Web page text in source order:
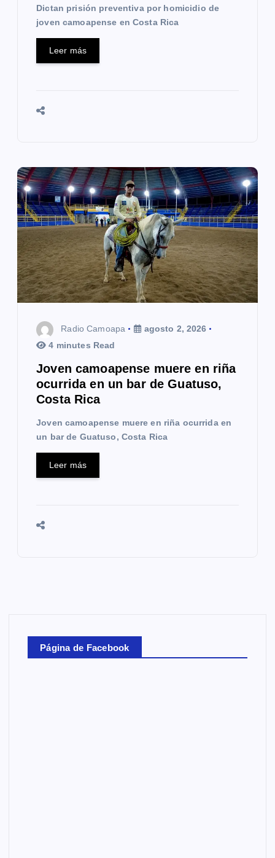
Dictan prisión preventiva por homicidio de
joven camoapense en Costa Rica
Leer más
Radio Camoapa
agosto 2, 2026
4 minutes Read
Joven camoapense muere en riña
ocurrida en un bar de Guatuso,
Costa Rica
Joven camoapense muere en riña ocurrida en
un bar de Guatuso, Costa Rica
Leer más
Página de Facebook